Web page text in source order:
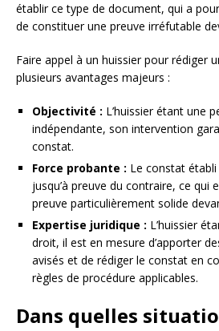
établir ce type de document, qui a
de constituer une preuve irréfutable
Faire appel à un huissier pour rédiger
plusieurs avantages majeurs :
Objectivité : L’huissier étant une
indépendante, son intervention
constat.
Force probante : Le constat
jusqu’à preuve du contraire, ce qui
preuve particulièrement solide
Expertise juridique : L’huissier
droit, il est en mesure d’apporter
avisés et de rédiger le constat en
règles de procédure applicables.
Dans quelles